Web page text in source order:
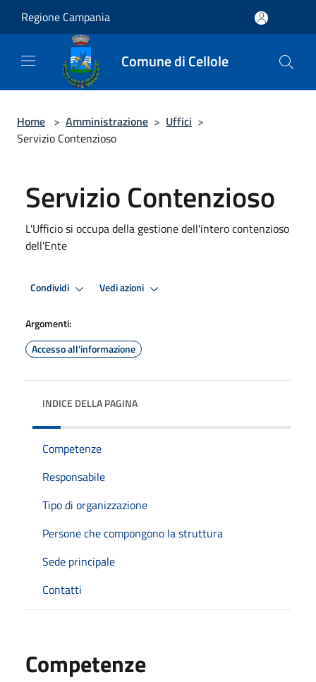
Regione Campania
Comune di Cellole
Home > Amministrazione > Uffici >
Servizio Contenzioso
Servizio Contenzioso
L'Ufficio si occupa della gestione dell'intero contenzioso
dell'Ente
Condividi Vedi azioni
Argomenti:
Accesso all'informazione
INDICE DELLA PAGINA
Competenze
Responsabile
Tipo di organizzazione
Persone che compongono la struttura
Sede principale
Contatti
Competenze